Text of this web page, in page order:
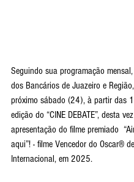
Seguindo sua programação
dos Bancários de Juazeiro e
próximo sábado (24), à partir das
edição do “CINE DEBATE”, desta
apresentação do filme premiado
aqui”! - filme Vencedor do Oscar®️
Internacional, em 2025.